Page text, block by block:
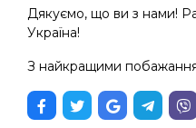
Дякуємо, що ви з нами!
Україна!
З найкращими